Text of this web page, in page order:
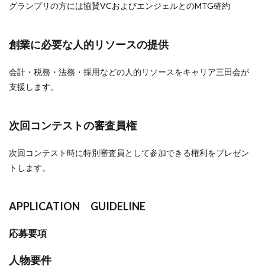
グランプリの方には協賛VCおよびエンジェルとのMTG確約
創業に必要な人的リソースの提供
会計・税務・法務・採用などの人的リソースをキャリア三田会が
支援します。
次回コンテストの審査員権
次回コンテスト時に特別審査員として参加できる権利をプレゼン
トします。
APPLICATION GUIDELINE
応募要項
人物要件